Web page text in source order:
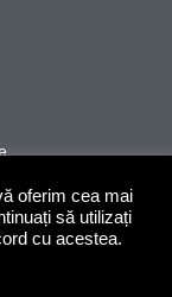
oferim cea mai
să utilizați
cu acestea.